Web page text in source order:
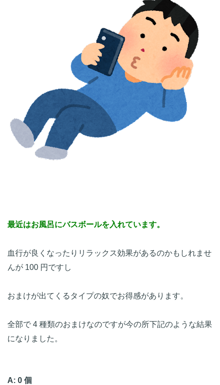
最近はお風呂にバスボールを入れています。
血行が良くなったりリラックス効果があるのかもしれませ
んが 100 円ですし
おまけが出てくるタイプの奴でお得感があります。
全部で 4 種類のおまけなのですが今の所下記のような結果
になりました。
A: 0 個